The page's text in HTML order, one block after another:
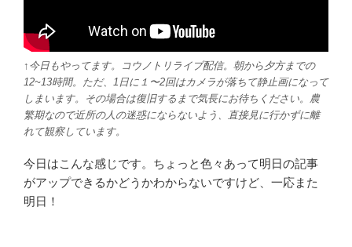
↑今日もやってます。コウノトリライブ配信。朝から夕方までの
12~13時間。ただ、1日に１〜2回はカメラが落ちて静止画になって
しまいます。その場合は復旧するまで気長にお待ちください。農
繁期なので近所の人の迷惑にならないよう、直接見に行かずに離
れて観察しています。
今日はこんな感じです。ちょっと色々あって明日の記事
がアップできるかどうかわからないですけど、一応また
明日！